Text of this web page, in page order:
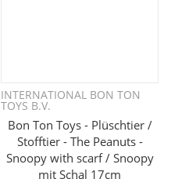
INTERNATIONAL BON TON
TOYS B.V.
Bon Ton Toys - Plüschtier /
Stofftier - The Peanuts -
Snoopy with scarf / Snoopy
mit Schal 17cm